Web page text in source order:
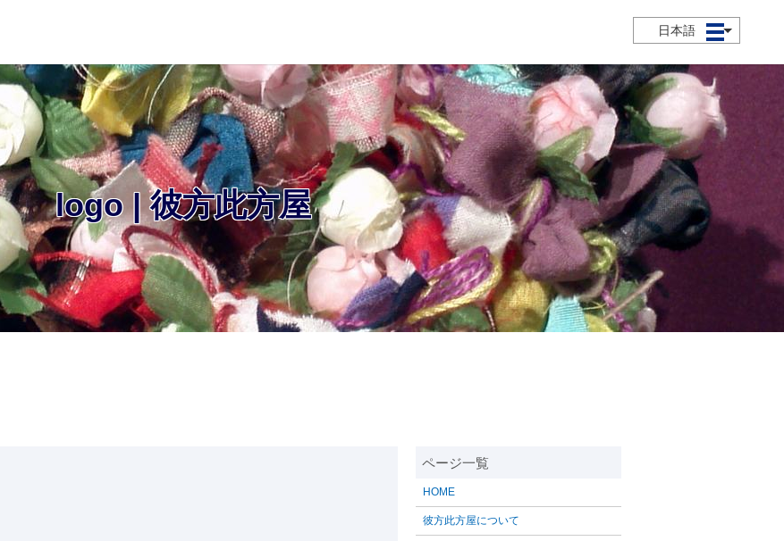
日本語
メニュー
logo | 彼方此方屋
HOME
彼方此方屋について